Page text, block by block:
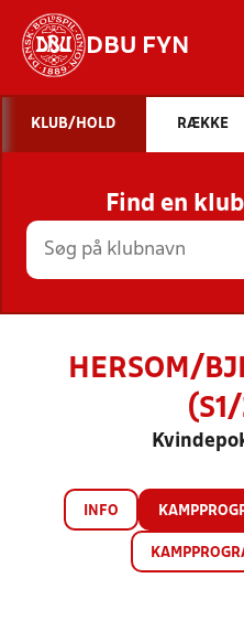
DBU FYN
STILLINGER,
KLUB/HOLD RÆKKE
Find en
HERSOM/
INFO